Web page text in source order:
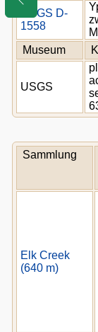
USGS D-
1558
Museum
USGS
Sammlung
Elk Creek
(640 m)